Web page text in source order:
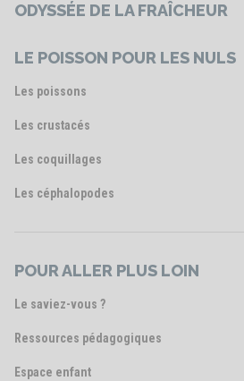
ODYSSÉE DE LA FRAÎCHEUR
LE POISSON POUR LES NULS
Les poissons
Les crustacés
Les coquillages
Les céphalopodes
POUR ALLER PLUS LOIN
Le saviez-vous ?
Ressources pédagogiques
Espace enfant